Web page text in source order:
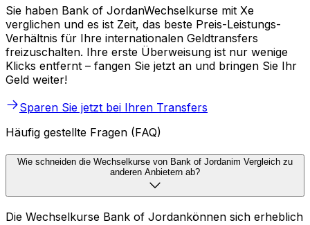
Sie haben Bank of JordanWechselkurse mit Xe
verglichen und es ist Zeit, das beste Preis-Leistungs-
Verhältnis für Ihre internationalen Geldtransfers
freizuschalten. Ihre erste Überweisung ist nur wenige
Klicks entfernt – fangen Sie jetzt an und bringen Sie Ihr
Geld weiter!
Sparen Sie jetzt bei Ihren Transfers
Häufig gestellte Fragen (FAQ)
Wie schneiden die Wechselkurse von Bank of Jordanim Vergleich zu
anderen Anbietern ab?
Die Wechselkurse Bank of Jordankönnen sich erheblich